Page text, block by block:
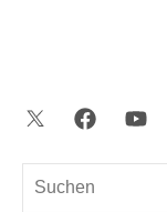
Suchen
Twitter Facebook